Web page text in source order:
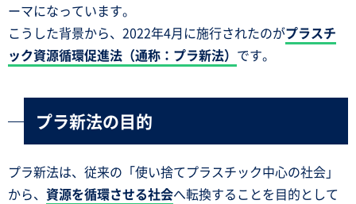
ーマになっています。
こうした背景から、2022年4月に施行されたのがプラスチ
ック資源循環促進法（通称：プラ新法） です。
プラ新法の目的
プラ新法は、従来の「使い捨てプラスチック中心の社会」
から、 資源を循環させる社会へ転換することを目的として